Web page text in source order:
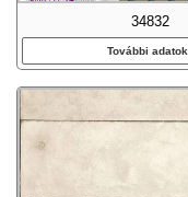
34832
További adatok